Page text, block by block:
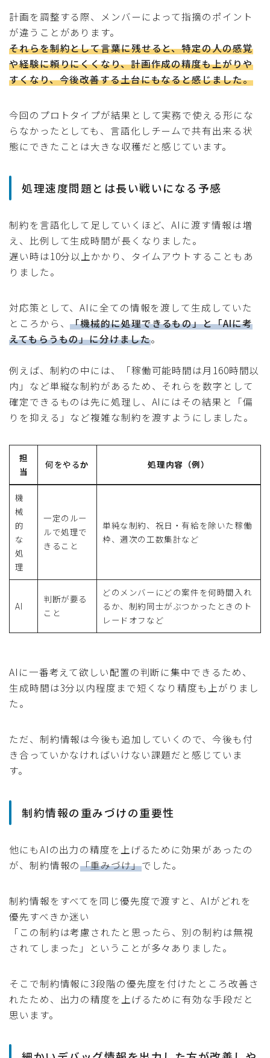
計画を調整する際、メンバーによって指摘のポイント
が違うことがあります。
それらを制約として言葉に残せると、特定の人の感覚
や経験に頼りにくくなり、計画作成の精度も上がりや
すくなり、今後改善する土台にもなると感じました。
今回のプロトタイプが結果として実務で使える形にな
らなかったとしても、言語化しチームで共有出来る状
態にできたことは大きな収穫だと感じています。
処理速度問題とは長い戦いになる予感
制約を言語化して足していくほど、AIに渡す情報は増
え、比例して生成時間が長くなりました。
遅い時は10分以上かかり、タイムアウトすることもあ
りました。
対応策として、AIに全ての情報を渡して生成していた
ところから、「機械的に処理できるもの」と「AIに考
えてもらうもの」に分けました。
例えば、制約の中には、「稼働可能時間は月160時間以
内」など単縦な制約があるため、それらを数字として
確定できるものは先に処理し、AIにはその結果と「偏
りを抑える」など複雑な制約を渡すようにしました。
担
当
何をやるか 処理内容（例）
機
械
的
な
処
理
一定のルー
ルで処理で
きること
単純な制約、祝日・有給を除いた稼働
枠、週次の工数集計など
AI
判断が要る
こと
どのメンバーにどの案件を何時間入れ
るか、制約同士がぶつかったときのト
レードオフなど
AIに一番考えて欲しい配置の判断に集中できるため、
生成時間は3分以内程度まで短くなり精度も上がりまし
た。
ただ、制約情報は今後も追加していくので、今後も付
き合っていかなければいけない課題だと感じていま
す。
制約情報の重みづけの重要性
他にもAIの出力の精度を上げるために効果があったの
が、制約情報の「重みづけ」でした。
制約情報をすべてを同じ優先度で渡すと、AIがどれを
優先すべきか迷い
「この制約は考慮されたと思ったら、別の制約は無視
されてしまった」ということが多々ありました。
そこで制約情報に3段階の優先度を付けたところ改善さ
れたため、出力の精度を上げるために有効な手段だと
思います。